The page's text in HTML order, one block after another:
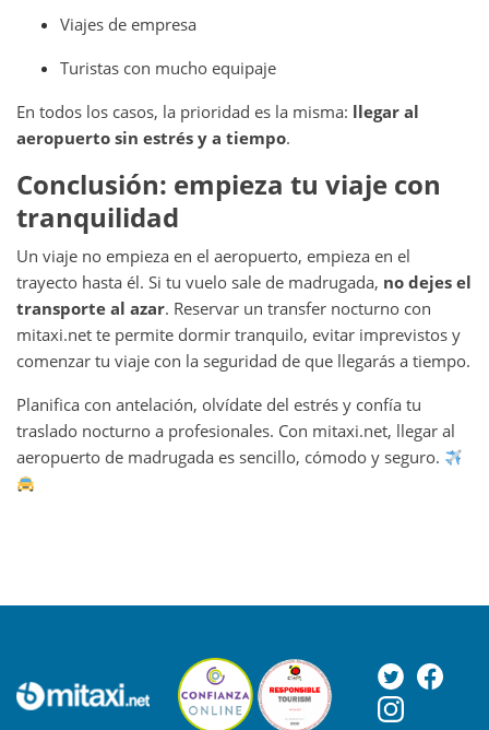
Viajes de empresa
Turistas con mucho equipaje
En todos los casos, la prioridad es la misma: llegar al
aeropuerto sin estrés y a tiempo.
Conclusión: empieza tu viaje con
tranquilidad
Un viaje no empieza en el aeropuerto, empieza en el
trayecto hasta él. Si tu vuelo sale de madrugada, no dejes el
transporte al azar. Reservar un transfer nocturno con
mitaxi.net te permite dormir tranquilo, evitar imprevistos y
comenzar tu viaje con la seguridad de que llegarás a tiempo.
Planifica con antelación, olvídate del estrés y confía tu
traslado nocturno a profesionales. Con mitaxi.net, llegar al
aeropuerto de madrugada es sencillo, cómodo y seguro.